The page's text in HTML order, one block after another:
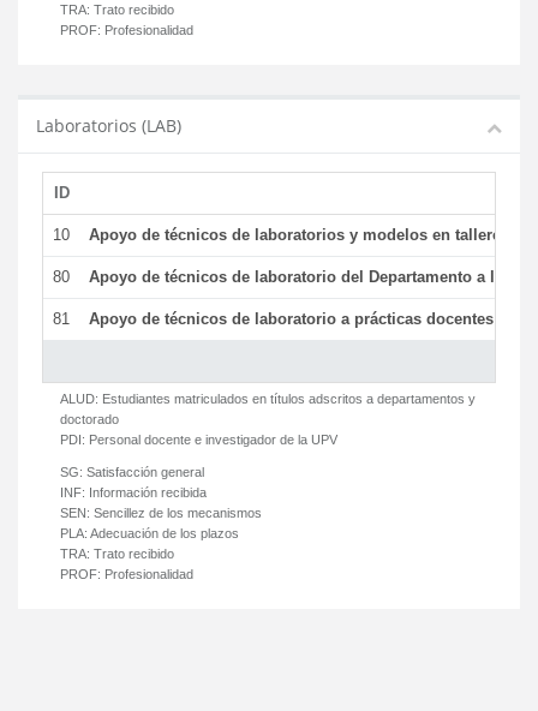
TRA: Trato recibido
PROF: Profesionalidad
Laboratorios (LAB)
ID
10 Apoyo de técnicos de laboratorios y modelos en talleres/
80 Apoyo de técnicos de laboratorio del Departamento a la
81 Apoyo de técnicos de laboratorio a prácticas docentes y
ALUD: Estudiantes matriculados en títulos adscritos a departamentos y
doctorado
PDI: Personal docente e investigador de la UPV
SG: Satisfacción general
INF: Información recibida
SEN: Sencillez de los mecanismos
PLA: Adecuación de los plazos
TRA: Trato recibido
PROF: Profesionalidad